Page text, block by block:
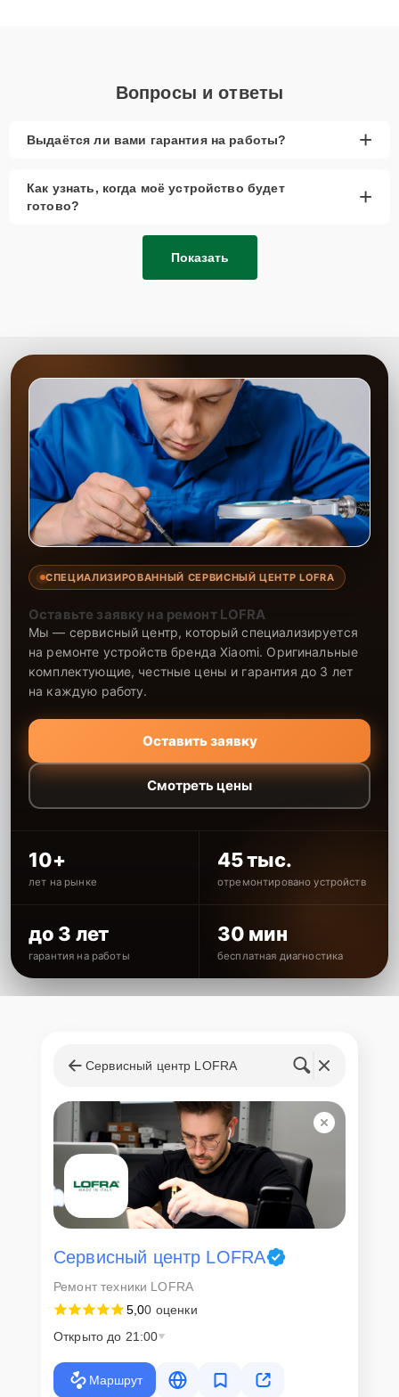
Вопросы и ответы
Выдаётся ли вами гарантия на работы? +
Как узнать, когда моё устройство будет
готово?
+
Показать
СПЕЦИАЛИЗИРОВАННЫЙ СЕРВИСНЫЙ ЦЕНТР LOFRA
Оставьте заявку на ремонт LOFRA
Мы — сервисный центр, который специализируется
на ремонте устройств бренда Xiaomi. Оригинальные
комплектующие, честные цены и гарантия до 3 лет
на каждую работу.
Оставить заявку
Смотреть цены
10+
лет на рынке
45 тыс.
отремонтировано устройств
до 3 лет
гарантия на работы
30 мин
бесплатная диагностика
Сервисный центр LOFRA
Сервисный центр LOFRA
Ремонт техники LOFRA
5,00 оценки
Открыто до 21:00
Маршрут